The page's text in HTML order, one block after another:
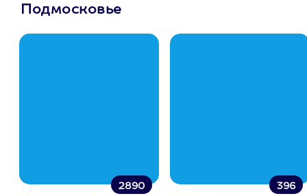
Подмосковье
2890 396